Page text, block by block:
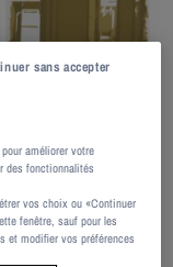
améliorer votre
des fonctionnalités
vos choix ou «Continuer
fenêtre, sauf pour les
et modifier vos préférences
sans accepter